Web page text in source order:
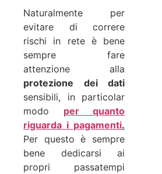
Naturalmente per
evitare di correre
rischi in rete è bene
sempre fare
attenzione alla
protezione dei dati
sensibili, in particolar
modo per quanto
riguarda i pagamenti.
Per questo è sempre
bene dedicarsi ai
propri passatempi